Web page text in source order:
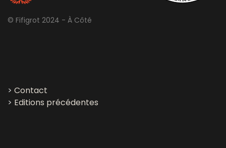
© Fifigrot 2024 - À Côté
> Contact
> Editions précédentes